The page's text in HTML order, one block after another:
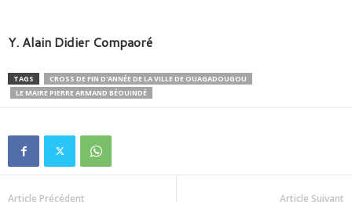
Y. Alain Didier Compaoré
TAGS
CROSS DE FIN D'ANNÉE DE LA VILLE DE OUAGADOUGOU
LE MAIRE PIERRE ARMAND BÉOUINDÉ
Article Précédent Article Suivant